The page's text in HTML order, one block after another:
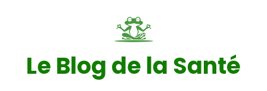
Le Blog de la Santé